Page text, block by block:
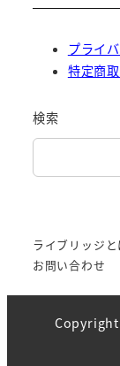
プライ
特定商
検索
ライブリッジ
お問い合わせ